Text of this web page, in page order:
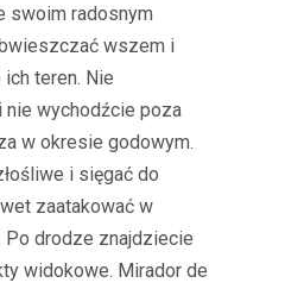
swoim radosnym
wszem i
teren. Nie
nie wychodźcie poza
w okresie godowym.
i sięgać do
zaatakować w
Po drodze znajdziecie
widokowe. Mirador de